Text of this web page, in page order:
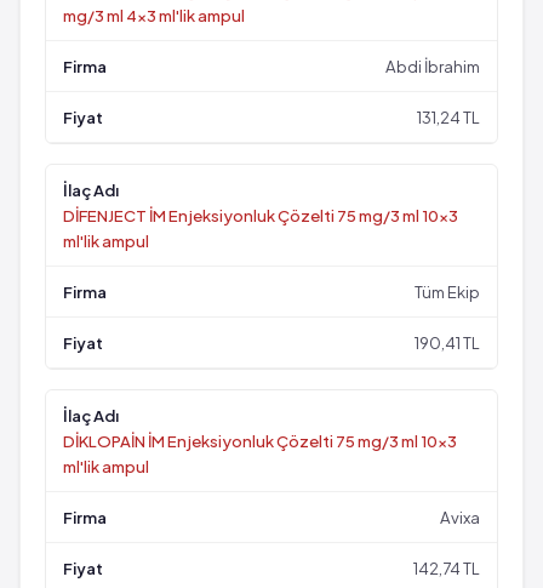
mg/3 ml 4x3 ml'lik ampul
Abdi İbrahim
131,24 TL
DİFENJECT İM Enjeksiyonluk Çözelti 75 mg/3 ml 10x3
ml'lik ampul
Tüm Ekip
190,41 TL
DİKLOPAİN İM Enjeksiyonluk Çözelti 75 mg/3 ml 10x3
ml'lik ampul
Avixa
142,74 TL